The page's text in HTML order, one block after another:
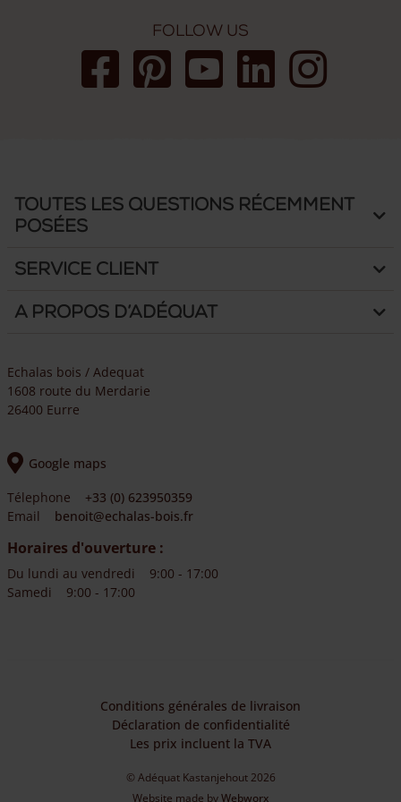
Selon notre expérience, plus les poteaux sont robustes, plus
votre portail et votre clôture dureront longtemps.
Vous avez des questions ? N’hésitez pas à nous contacter: nos
Follow us
Toutes les questions récemment
posées
Service client
A propos d’Adéquat
Echalas bois / Adequat
1608 route du Merdarie
26400 Eurre
Google maps
Télephone
+33 (0) 623950359
Email
benoit@echalas-bois.fr
Horaires d'ouverture :
Du lundi au vendredi
9:00 - 17:00
Samedi
9:00 - 17:00
Conditions générales de livraison
Déclaration de confidentialité
Les prix incluent la TVA
© Adéquat Kastanjehout 2026
Website made byWebworx